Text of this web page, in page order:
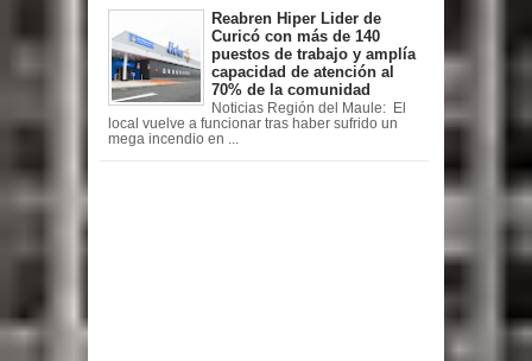
Reabren Hiper Lider de
Curicó con más de 140
puestos de trabajo y amplía
capacidad de atención al
70% de la comunidad
Noticias Región del Maule: El
local vuelve a funcionar tras haber sufrido un
mega incendio en ...